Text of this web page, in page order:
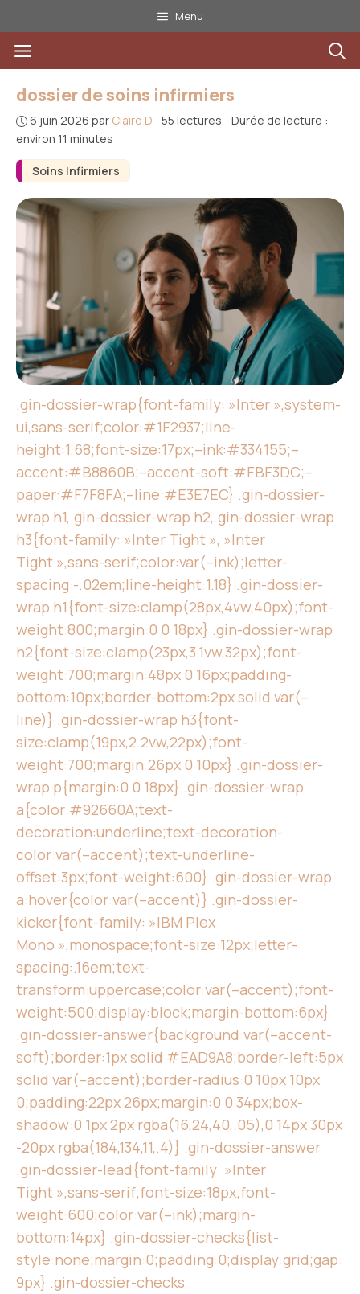
au
contenu
Menu
Menu
Soins Infirmiers
dossier de soins infirmiers
6 juin 2026 par Claire D. · 55 lectures · Durée de lecture :
environ 11 minutes
.gin-dossier-wrap{font-family: »Inter »,system-
ui,sans-serif;color:#1F2937;line-
height:1.68;font-size:17px;–ink:#334155;–
accent:#B8860B;–accent-soft:#FBF3DC;–
paper:#F7F8FA;–line:#E3E7EC} .gin-dossier-
wrap h1,.gin-dossier-wrap h2,.gin-dossier-wrap
h3{font-family: »Inter Tight », »Inter
Tight »,sans-serif;color:var(–ink);letter-
spacing:-.02em;line-height:1.18} .gin-dossier-
wrap h1{font-size:clamp(28px,4vw,40px);font-
weight:800;margin:0 0 18px} .gin-dossier-wrap
h2{font-size:clamp(23px,3.1vw,32px);font-
weight:700;margin:48px 0 16px;padding-
bottom:10px;border-bottom:2px solid var(–
line)} .gin-dossier-wrap h3{font-
size:clamp(19px,2.2vw,22px);font-
weight:700;margin:26px 0 10px} .gin-dossier-
wrap p{margin:0 0 18px} .gin-dossier-wrap
a{color:#92660A;text-
decoration:underline;text-decoration-
color:var(–accent);text-underline-
offset:3px;font-weight:600} .gin-dossier-wrap
a:hover{color:var(–accent)} .gin-dossier-
kicker{font-family: »IBM Plex
Mono »,monospace;font-size:12px;letter-
spacing:.16em;text-
transform:uppercase;color:var(–accent);font-
weight:500;display:block;margin-bottom:6px}
.gin-dossier-answer{background:var(–accent-
soft);border:1px solid #EAD9A8;border-left:5px
solid var(–accent);border-radius:0 10px 10px
0;padding:22px 26px;margin:0 0 34px;box-
shadow:0 1px 2px rgba(16,24,40,.05),0 14px 30px
-20px rgba(184,134,11,.4)} .gin-dossier-answer
.gin-dossier-lead{font-family: »Inter
Tight »,sans-serif;font-size:18px;font-
weight:600;color:var(–ink);margin-
bottom:14px} .gin-dossier-checks{list-
style:none;margin:0;padding:0;display:grid;gap:
9px} .gin-dossier-checks